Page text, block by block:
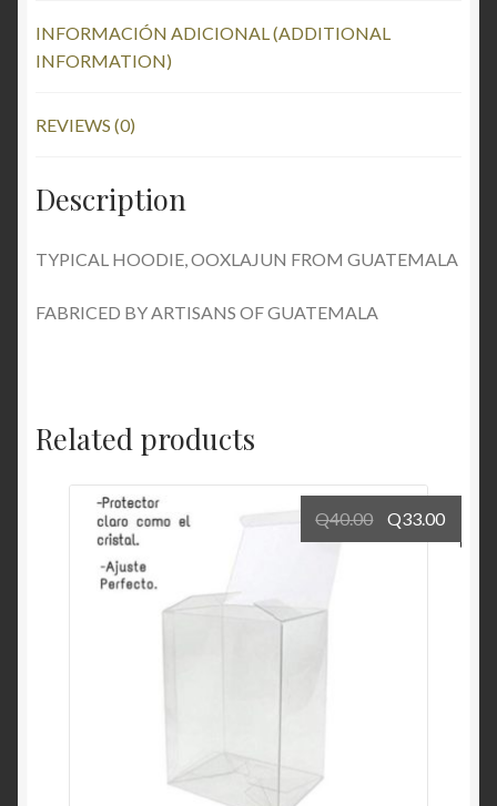
INFORMACIÓN ADICIONAL (ADDITIONAL
INFORMATION)
REVIEWS (0)
Description
TYPICAL HOODIE, OOXLAJUN FROM GUATEMALA
FABRICED BY ARTISANS OF GUATEMALA
Related products
Q40.00 Q33.00